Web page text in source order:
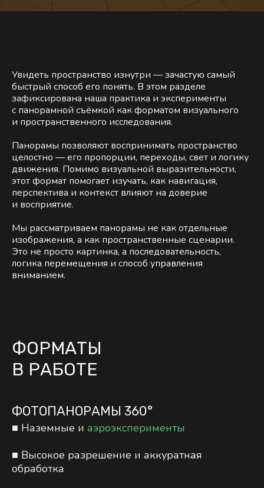
Увидеть пространство изнутри — зачастую самый
быстрый способ его понять. В этом разделе
зафиксирована наша практика и эксперименты
с панорамной съёмкой как форматом визуального
и пространственного исследования.
Панорамы позволяют воспринимать пространство
целостно — его пропорции, переходы, свет и логику
движения. Помимо визуальной выразительности,
этот формат помогает изучать, как навигация,
перспектива и контекст влияют на доверие
и восприятие.
Мы рассматриваем панорамы не как отдельные
изображения, а как пространственные сценарии.
Это не просто картинка, а последовательность,
логика перемещения и способ управления
вниманием.
ФОРМАТЫ
В РАБОТЕ
ФОТОПАНОРАМЫ 360°
■ Наземные и аэроэксперименты
■ Высокое разрешение и аккуратная
обработка